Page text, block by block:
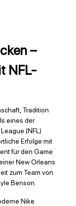
–
NFL-
Tradition
eines der
(NFL)
Erfolge mit
für den Game
New Orleans
zum Team von
Benson.
Nike